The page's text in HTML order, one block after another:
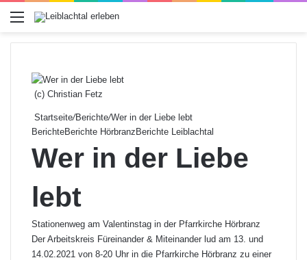
Menü
(c) Christian Fetz
Startseite/Berichte/Wer in der Liebe lebt
BerichteBerichte Hörbranz Berichte Leiblachtal
Wer in der Liebe
lebt
Stationenweg am Valentinstag in der Pfarrkirche Hörbranz
Der Arbeitskreis Füreinander & Miteinander lud am 13. und
14.02.2021 von 8-20 Uhr in die Pfarrkirche Hörbranz zu einer